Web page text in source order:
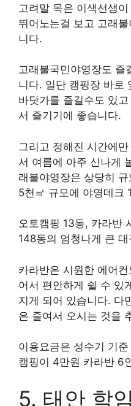
고려말 목은 이색선생
뛰어노는걸 보고 고래
니다.
고래불국민야영장도 즐
니다. 일단 캠핑장 바로
바닷가를 즐길수도 있
서 즐기기에 좋습니다.
그리고 정해진 시간에
서 여름에 아주 신나게
래불야영장은 상당히
5천㎡ 규모에 야영데크
오토캠핑 13동, 카라반
148동의 엄청나게 큰
카라반은 시원한 에어
어서 편안하게 쉴 수 있
지게 되어 있습니다. 다
은 줄여서 오시는 것을
이용요금은 성수기 기
캠핑이 4만원 카라반 6
5. 태안 학